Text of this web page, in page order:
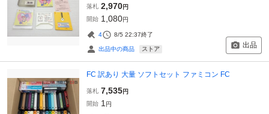
落札 2,970円
開始 1,080円
4 8/5 22:37終了
出品中の商品 ストア 出品
FC 訳あり 大量 ソフトセット ファミコン FC
落札 7,535円
開始 1 円